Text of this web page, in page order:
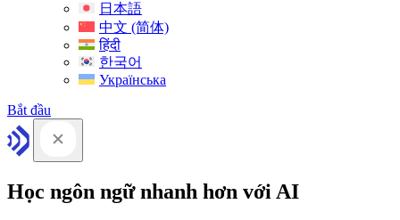
日本語
中文 (简体)
हिंदी
한국어
Українська
Bắt đầu
Học ngôn ngữ nhanh hơn với AI